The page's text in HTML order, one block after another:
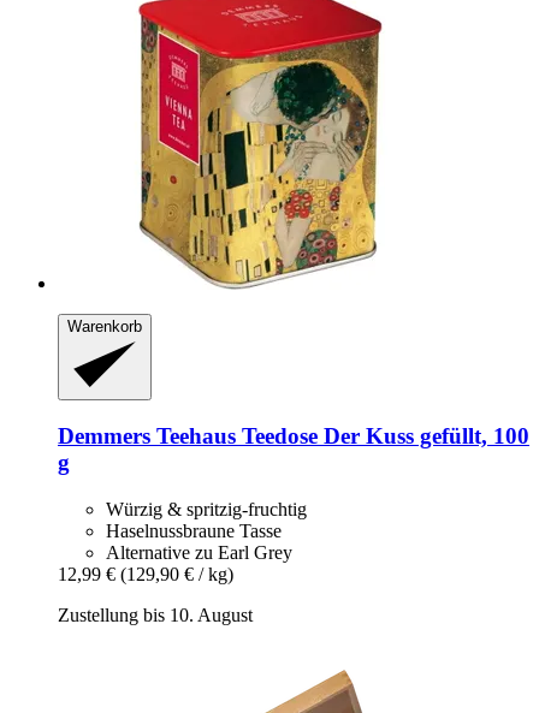
Warenkorb
Demmers Teehaus Teedose Der Kuss gefüllt, 100
g
Würzig & spritzig-fruchtig
Haselnussbraune Tasse
Alternative zu Earl Grey
12,99 € (129,90 € / kg)
Zustellung bis 10. August